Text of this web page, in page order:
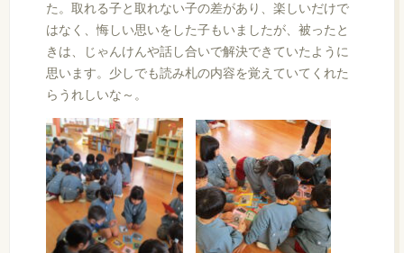
た。取れる子と取れない子の差があり、楽しいだけで
はなく、悔しい思いをした子もいましたが、被ったと
きは、じゃんけんや話し合いで解決できていたように
思います。少しでも読み札の内容を覚えていてくれた
らうれしいな～。